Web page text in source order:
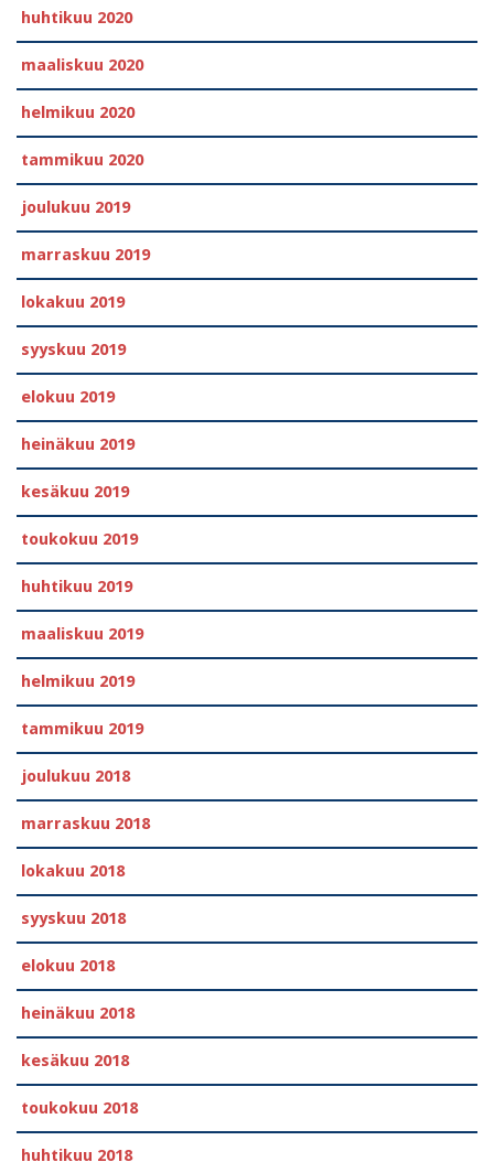
huhtikuu 2020
maaliskuu 2020
helmikuu 2020
tammikuu 2020
joulukuu 2019
marraskuu 2019
lokakuu 2019
syyskuu 2019
elokuu 2019
heinäkuu 2019
kesäkuu 2019
toukokuu 2019
huhtikuu 2019
maaliskuu 2019
helmikuu 2019
tammikuu 2019
joulukuu 2018
marraskuu 2018
lokakuu 2018
syyskuu 2018
elokuu 2018
heinäkuu 2018
kesäkuu 2018
toukokuu 2018
huhtikuu 2018